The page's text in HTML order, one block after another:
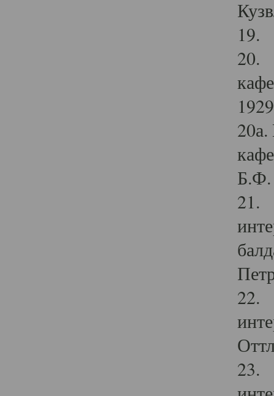
19.
20.
Б.Ф.
21.
22.
23.